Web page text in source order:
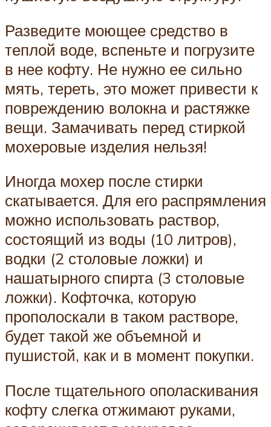
Разведите моющее средство в
теплой воде, вспеньте и погрузите
в нее кофту. Не нужно ее сильно
мять, тереть, это может привести к
повреждению волокна и растяжке
вещи. Замачивать перед стиркой
мохеровые изделия нельзя!
Иногда мохер после стирки
скатывается. Для его распрямления
можно использовать раствор,
состоящий из воды (10 литров),
водки (2 столовые ложки) и
нашатырного спирта (3 столовые
ложки). Кофточка, которую
прополоскали в таком растворе,
будет такой же объемной и
пушистой, как и в момент покупки.
После тщательного ополаскивания
кофту слегка отжимают руками,